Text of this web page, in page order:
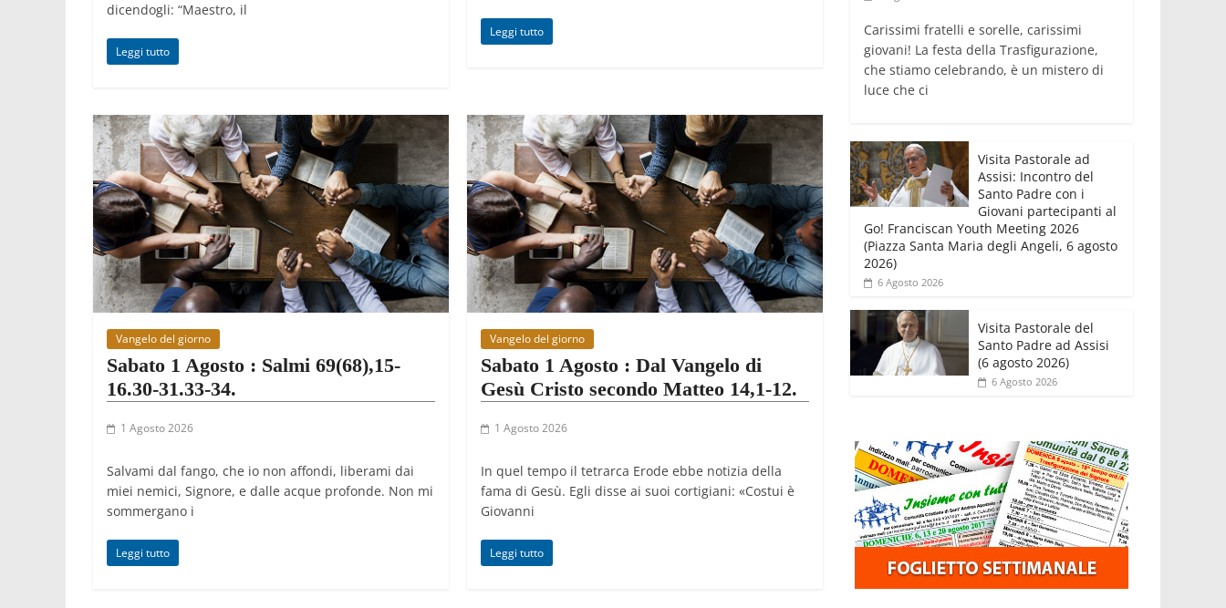
dicendogli: “Maestro, il
Leggi tutto
Leggi tutto
Vangelo del giorno
Sabato 1 Agosto : Salmi 69(68),15-
16.30-31.33-34.
1 Agosto 2026
Salvami dal fango, che io non affondi, liberami dai
miei nemici, Signore, e dalle acque profonde. Non mi
sommergano i
Leggi tutto
Vangelo del giorno
Sabato 1 Agosto : Dal Vangelo di
Gesù Cristo secondo Matteo 14,1-12.
1 Agosto 2026
In quel tempo il tetrarca Erode ebbe notizia della
fama di Gesù. Egli disse ai suoi cortigiani: «Costui è
Giovanni
Leggi tutto
Carissimi fratelli e sorelle, carissimi
giovani! La festa della Trasfigurazione,
che stiamo celebrando, è un mistero di
luce che ci
Visita Pastorale ad
Assisi: Incontro del
Santo Padre con i
Giovani partecipanti al
Go! Franciscan Youth Meeting 2026
(Piazza Santa Maria degli Angeli, 6 agosto
2026)
6 Agosto 2026
Visita Pastorale del
Santo Padre ad Assisi
(6 agosto 2026)
6 Agosto 2026